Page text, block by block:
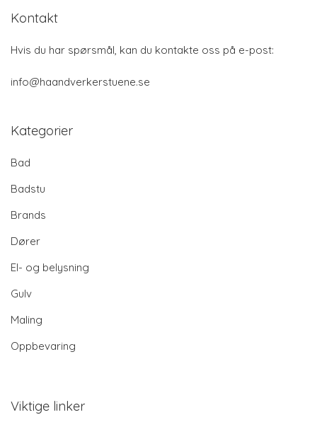
Kontakt
Hvis du har spørsmål, kan du kontakte oss på e-post:
info@haandverkerstuene.se
Kategorier
Bad
Badstu
Brands
Dører
El- og belysning
Gulv
Maling
Oppbevaring
Viktige linker